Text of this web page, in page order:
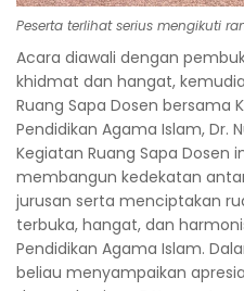
Peserta terlihat serius mengikuti
Acara diawali dengan
khidmat dan hangat,
Ruang Sapa Dosen bersama
Pendidikan Agama Islam, Dr.
Kegiatan Ruang Sapa Dosen
membangun kedekatan
jurusan serta menciptakan
terbuka, hangat, dan
Pendidikan Agama Islam.
beliau menyampaikan